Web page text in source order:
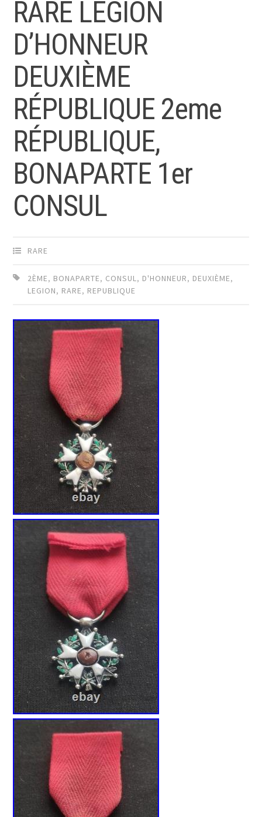
RARE LÉGION
D’HONNEUR
DEUXIÈME
RÉPUBLIQUE 2eme
RÉPUBLIQUE,
BONAPARTE 1er
CONSUL
RARE
2ÈME, BONAPARTE, CONSUL, D'HONNEUR, DEUXIÈME,
LEGION, RARE, REPUBLIQUE